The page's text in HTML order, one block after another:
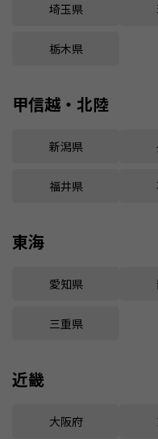
埼玉県
栃木県
甲信越・北陸
新潟県
福井県
東海
愛知県
三重県
近畿
大阪府